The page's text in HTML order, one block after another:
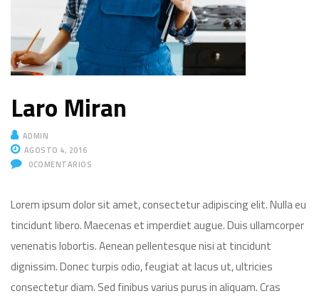
Laro Miran
ADMIN
AGOSTO 4, 2016
0COMENTARIOS
Lorem ipsum dolor sit amet, consectetur adipiscing elit. Nulla eu
tincidunt libero. Maecenas et imperdiet augue. Duis ullamcorper
venenatis lobortis. Aenean pellentesque nisi at tincidunt
dignissim. Donec turpis odio, feugiat at lacus ut, ultricies
consectetur diam. Sed finibus varius purus in aliquam. Cras